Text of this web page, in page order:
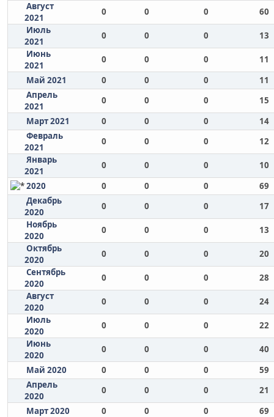
Август
2021
0 0 0
60
Июль
2021
0 0 0
13
Июнь
2021
0 0 0
11
Май 2021
0 0 0
11
Апрель
2021
0 0 0
15
Март 2021
0 0 0
14
Февраль
2021
0 0 0
12
Январь
2021
0 0 0
10
2020
0 0 0
69
Декабрь
2020
0 0 0
17
Ноябрь
2020
0 0 0
13
Октябрь
2020
0 0 0
20
Сентябрь
2020
0 0 0
28
Август
2020
0 0 0
24
Июль
2020
0 0 0
22
Июнь
2020
0 0 0
40
Май 2020
0 0 0
59
Апрель
2020
0 0 0
21
Март 2020
0 0 0
69